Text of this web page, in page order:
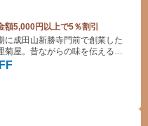
額5,000円以上で5％割引
に成田山新勝寺門前で創業した
菊屋。昔ながらの味を伝える国
本料理のお店です。